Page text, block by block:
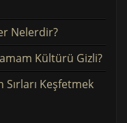
Nelerdir?
Kültürü Gizli?
Keşfetmek